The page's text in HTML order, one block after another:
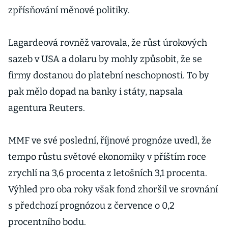
zpřísňování měnové politiky.
Lagardeová rovněž varovala, že růst úrokových
sazeb v USA a dolaru by mohly způsobit, že se
firmy dostanou do platební neschopnosti. To by
pak mělo dopad na banky i státy, napsala
agentura Reuters.
MMF ve své poslední, říjnové prognóze uvedl, že
tempo růstu světové ekonomiky v příštím roce
zrychlí na 3,6 procenta z letošních 3,1 procenta.
Výhled pro oba roky však fond zhoršil ve srovnání
s předchozí prognózou z července o 0,2
procentního bodu.